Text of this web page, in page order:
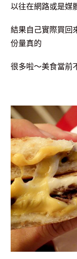
以往在網路或是媒
結果自己實際買回
份量真的
很多啦～美食當前